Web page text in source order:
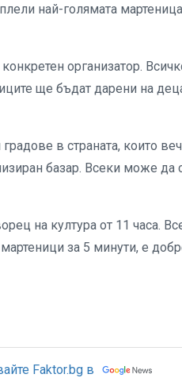
най-голямата
организатор.
ще бъдат дарени на
в страната, които
базар. Всеки може да
на култура от 11 часа.
за 5 минути, е
Faktor.bg в